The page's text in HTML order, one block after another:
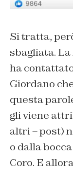
Si tratta,
sbagliata.
ha
Giordano
questa
gli viene
altri – post)
o dalla
Coro. E